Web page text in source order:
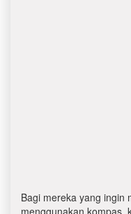
Bagi mereka yang ingin
menggunakan kompas,